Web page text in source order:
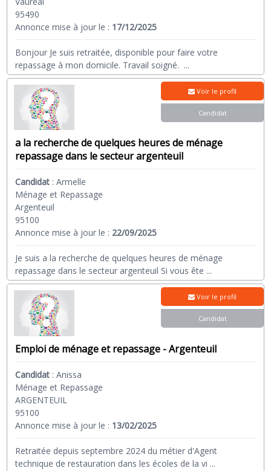
95490
Annonce mise à jour le : 17/12/2025
Bonjour Je suis retraitée, disponible pour faire votre
repassage à mon domicile. Travail soigné. ...
a la recherche de quelques heures de ménage
repassage dans le secteur argenteuil
Candidat :Armelle
Ménage et Repassage
Argenteuil
95100
Annonce mise à jour le : 22/09/2025
Je suis a la recherche de quelques heures de ménage
repassage dans le secteur argenteuil Si vous ête ...
Voir le profil
Candidat
Emploi de ménage et repassage - Argenteuil
Candidat :Anissa
Ménage et Repassage
ARGENTEUIL
95100
Annonce mise à jour le : 13/02/2025
Retraitée depuis septembre 2024 du métier d'Agent
technique de restauration dans les écoles de la vi ...
Voir le profil
Candidat